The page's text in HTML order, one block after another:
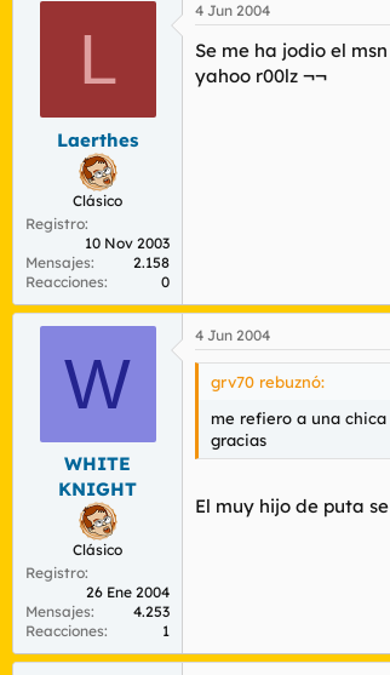
L
Laerthes
Clásico
Registro
10 Nov 2003
Mensajes
2.158
Reacciones
0
4 Jun 2004
Se me ha jodio el
yahoo r00lz ¬¬
W
WHITE
KNIGHT
Clásico
Registro
26 Ene 2004
Mensajes
4.253
Reacciones
1
4 Jun 2004
grv70 rebuznó:
me refiero a una
gracias
El muy hijo de puta